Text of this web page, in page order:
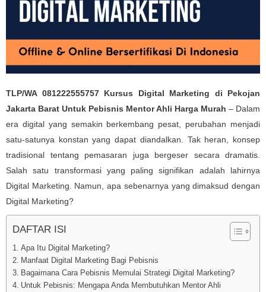
TLP/WA 081222555757 Kursus Digital Marketing di Pekojan
Jakarta Barat Untuk Pebisnis Mentor Ahli Harga Murah – Dalam
era digital yang semakin berkembang pesat, perubahan menjadi
satu-satunya konstan yang dapat diandalkan. Tak heran, konsep
tradisional tentang pemasaran juga bergeser secara dramatis.
Salah satu transformasi yang paling signifikan adalah lahirnya
Digital Marketing. Namun, apa sebenarnya yang dimaksud dengan
Digital Marketing?
DAFTAR ISI
Apa Itu Digital Marketing?
Manfaat Digital Marketing Bagi Pebisnis
Bagaimana Cara Pebisnis Memulai Strategi Digital Marketing?
Untuk Pebisnis: Mengapa Anda Membutuhkan Mentor Ahli